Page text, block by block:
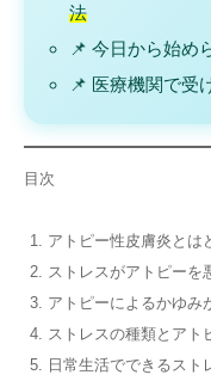
法
📌 今日から始め
📌 医療機関で受
目次
アトピー性皮膚炎とは
ストレスがアトピーを
アトピーによるかゆみ
ストレスの種類とアト
日常生活でできるスト